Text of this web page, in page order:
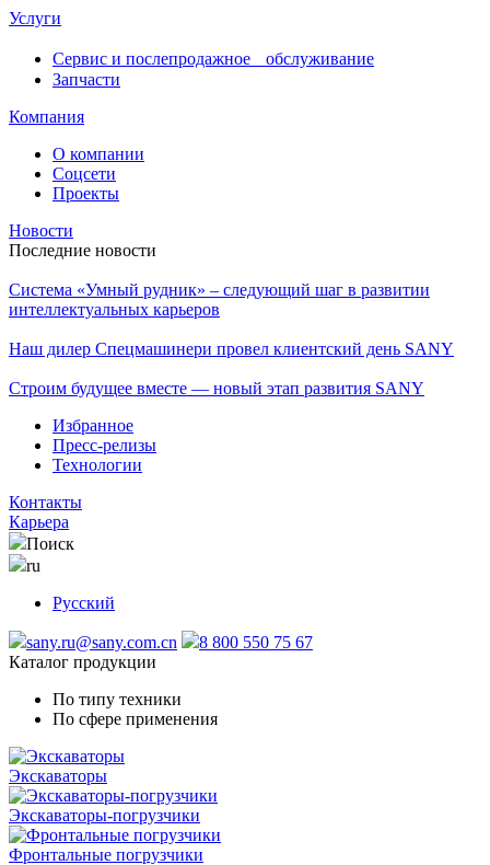
Услуги
Сервис и послепродажное обслуживание
Запчасти
Компания
О компании
Соцсети
Проекты
Новости
Последние новости
Система «Умный рудник» – следующий шаг в развитии
интеллектуальных карьеров
Наш дилер Спецмашинери провел клиентский день SANY
Строим будущее вместе — новый этап развития SANY
Избранное
Пресс-релизы
Технологии
Контакты
Карьера
Поиск
ru
Русский
sany.ru@sany.com.cn
8 800 550 75 67
Каталог продукции
По типу техники
По сфере применения
Экскаваторы
Экскаваторы-погрузчики
Фронтальные погрузчики